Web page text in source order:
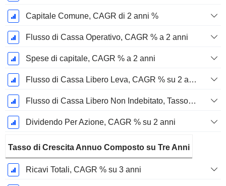
Capitale Comune, CAGR di 2 anni %
Flusso di Cassa Operativo, CAGR % a 2 anni
Spese di capitale, CAGR % a 2 anni
Flusso di Cassa Libero Leva, CAGR % su 2 anni
Flusso di Cassa Libero Non Indebitato, Tasso di Crescita Annuo Composto su 2 Anni %
Dividendo Per Azione, CAGR % su 2 anni
Tasso di Crescita Annuo Composto su Tre Anni
Ricavi Totali, CAGR % su 3 anni